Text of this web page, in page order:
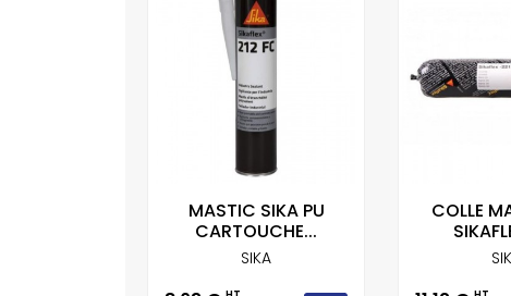
MASTIC SIKA PU
CARTOUCHE...
SIKA
COLLE